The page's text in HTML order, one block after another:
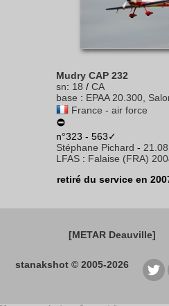
Mudry CAP 232
sn: 18 / CA
base : EPAA 20.300,
France - air force
n°323 - 563✓
Stéphane Pichard -
LFAS : Falaise (FRA)
retiré du service en
[METAR Deauville]
stanakshot © 2005-2026